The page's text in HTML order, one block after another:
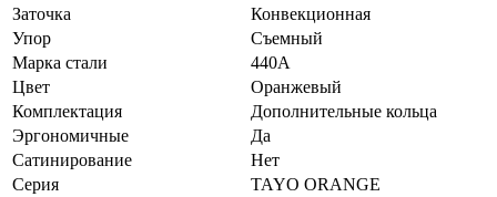
Заточка
Конвекционная
Упор
Съемный
Марка стали
440A
Цвет
Оранжевый
Комплектация
Дополнительные кольца
Эргономичные
Да
Сатинирование
Нет
Серия
TAYO ORANGE